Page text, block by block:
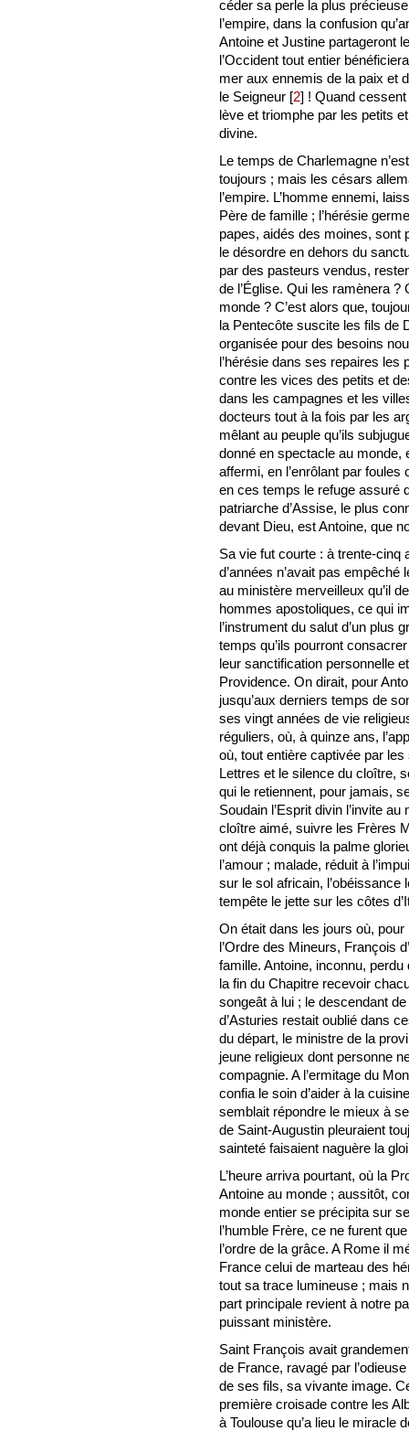
céder sa perle la plus
l’empire, dans la confusion
Antoine et Justine partageront
l’Occident tout entier
mer aux ennemis de la paix et
le Seigneur [2] ! Quand
lève et triomphe par les petits
divine.
Le temps de Charlemagne
toujours ; mais les césars
l’empire. L’homme ennemi,
Père de famille ; l’hérésie
papes, aidés des moines, sont
le désordre en dehors du
par des pasteurs vendus,
de l’Église. Qui les ramènera
monde ? C’est alors que,
la Pentecôte suscite les fils de
organisée pour des besoins
l’hérésie dans ses repaires
contre les vices des petits et
dans les campagnes et les
docteurs tout à la fois par les
mêlant au peuple qu’ils
donné en spectacle au monde,
affermi, en l’enrôlant par
en ces temps le refuge assuré
patriarche d’Assise, le plus
devant Dieu, est Antoine, que
Sa vie fut courte : à trente-cinq
d’années n’avait pas
au ministère merveilleux qu’il
hommes apostoliques, ce qui
l’instrument du salut d’un plus
temps qu’ils pourront
leur sanctification personnelle
Providence. On dirait, pour
jusqu’aux derniers temps de
ses vingt années de vie
réguliers, où, à quinze ans,
où, tout entière captivée par
Lettres et le silence du cloître,
qui le retiennent, pour jamais,
Soudain l’Esprit divin l’invite
cloître aimé, suivre les Frères
ont déjà conquis la palme
l’amour ; malade, réduit à
sur le sol africain, l’obéissance
tempête le jette sur les côtes
On était dans les jours où,
l’Ordre des Mineurs, François
famille. Antoine, inconnu,
la fin du Chapitre recevoir
songeât à lui ; le descendant
d’Asturies restait oublié dans
du départ, le ministre de la
jeune religieux dont personne
compagnie. A l’ermitage du
confia le soin d’aider à la
semblait répondre le mieux à
de Saint-Augustin pleuraient
sainteté faisaient naguère la
L’heure arriva pourtant, où la
Antoine au monde ; aussitôt,
monde entier se précipita sur
l’humble Frère, ce ne furent
l’ordre de la grâce. A Rome il
France celui de marteau des
tout sa trace lumineuse ; mais
part principale revient à notre
puissant ministère.
Saint François avait
de France, ravagé par
de ses fils, sa vivante image.
première croisade contre les
à Toulouse qu’a lieu le miracle